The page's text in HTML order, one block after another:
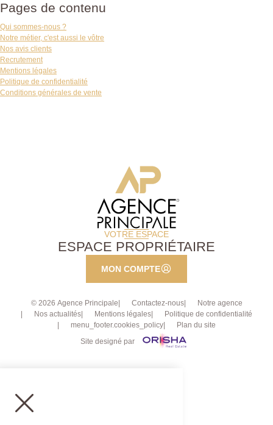
Pages de contenu
Qui sommes-nous ?
Notre métier, c'est aussi le vôtre
Nos avis clients
Recrutement
Mentions légales
Politique de confidentialité
Conditions générales de vente
VOTRE ESPACE
ESPACE PROPRIÉTAIRE
MON COMPTE
© 2026 Agence Principale Contactez-nous
Notre agence
Nos actualités
Mentions légales
Politique de confidentialité
menu_footer.cookies_policy
Plan du site
Site designé par